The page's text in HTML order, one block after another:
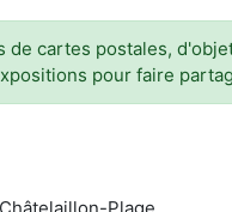
de cartes postales,
pour faire